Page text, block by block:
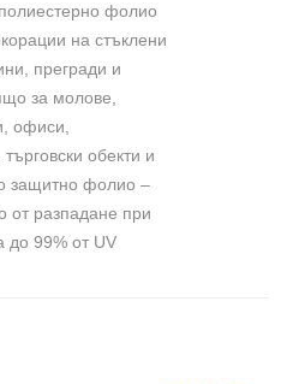
фолио
на стъклени
прегради и
за молове,
офиси,
обекти и
защитно фолио –
от разпадане при
до 99% от UV